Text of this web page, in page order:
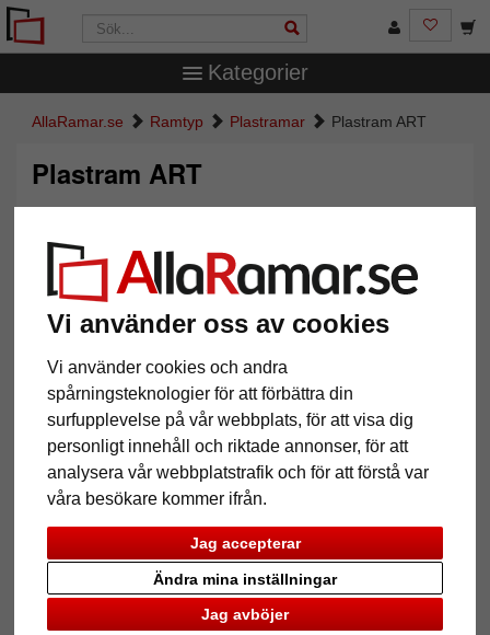
Vi använder oss av cookies
Vi använder cookies och andra
spårningsteknologier för att förbättra din
surfupplevelse på vår webbplats, för att visa dig
personligt innehåll och riktade annonser, för att
analysera vår webbplatstrafik och för att förstå var
våra besökare kommer ifrån.
Jag accepterar
Jag avböjer
Ändra mina inställningar
Kategorier
AllaRamar.se Ramtyp Plastramar Plastram ART
Plastram ART